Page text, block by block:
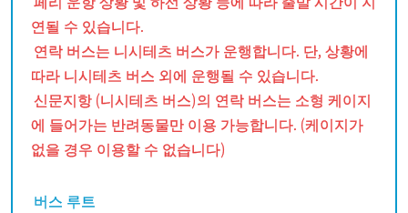
연될 수 있습니다.
연락 버스는 니시테츠 버스가 운행합니다. 단, 상황에
따라 니시테츠 버스 외에 운행될 수 있습니다.
신문지항 (니시테츠 버스)의 연락 버스는 소형 케이지
에 들어가는 반려동물만 이용 가능합니다. (케이지가
없을 경우 이용할 수 없습니다)
버스 루트